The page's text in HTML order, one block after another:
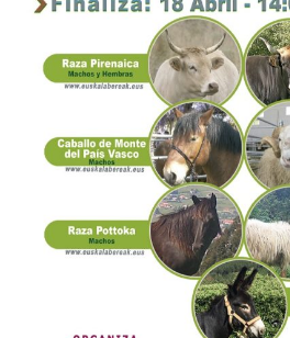
Noticias
Tablón de anuncios
Lursail Market